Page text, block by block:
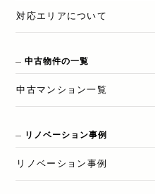
対応エリアについて
中古物件の一覧
中古マンション一覧
リノベーション事例
リノベーション 事例